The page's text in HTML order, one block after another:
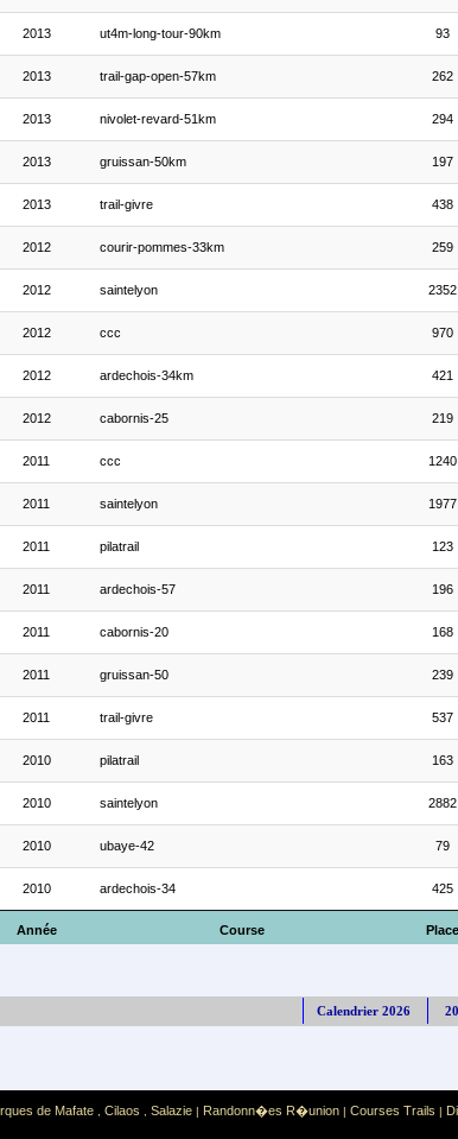
Année Course Place
2013 ut4m-long-tour-90km 93
2013 trail-gap-open-57km 262
2013 nivolet-revard-51km 294
2013 gruissan-50km 197
2013 trail-givre 438
2012 courir-pommes-33km 259
2012 saintelyon 2352
2012 ccc 970
2012 ardechois-34km 421
2012 cabornis-25 219
2011 ccc 1240
2011 saintelyon 1977
2011 pilatrail 123
2011 ardechois-57 196
2011 cabornis-20 168
2011 gruissan-50 239
2011 trail-givre 537
2010 pilatrail 163
2010 saintelyon 2882
2010 ubaye-42 79
2010 ardechois-34 425
Calendrier 2026
de Mafate Cilaos Salazie | Randonn�es R�union | Courses Trails |